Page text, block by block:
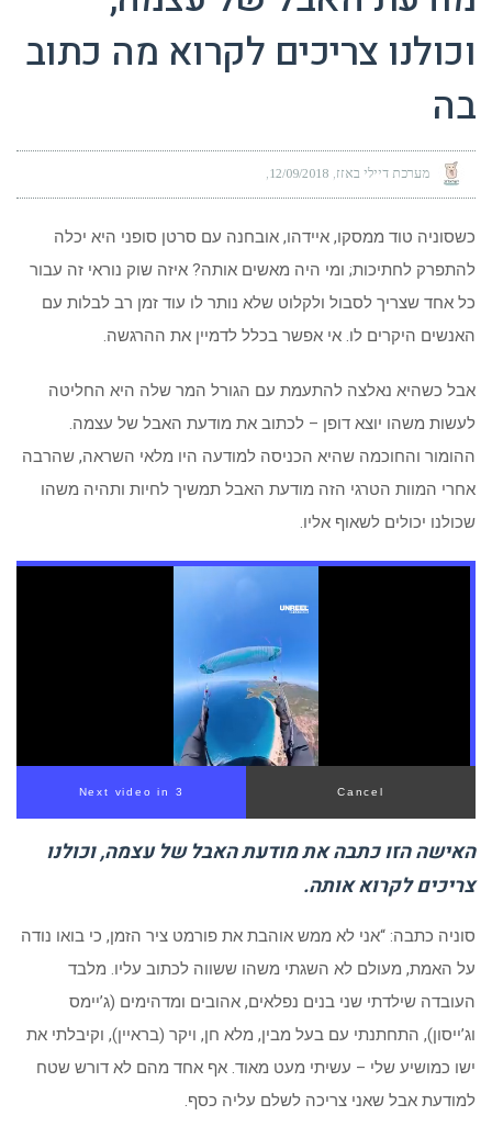
וכולנו צריכים לקרוא מה כתוב
בה
מערכת דיילי באזז 12/09/2018
כשסוניה טוד ממסקו, איידהו, אובחנה עם סרטן סופני היא יכלה
להתפרק לחתיכות; ומי היה מאשים אותה? איזה שוק נוראי זה עבור
כל אחד שצריך לסבול ולקלוט שלא נותר לו עוד זמן רב לבלות עם
האנשים היקרים לו. אי אפשר בכלל לדמיין את ההרגשה.
אבל כשהיא נאלצה להתעמת עם הגורל המר שלה היא החליטה
לעשות משהו יוצא דופן – לכתוב את מודעת האבל של עצמה.
ההומור והחוכמה שהיא הכניסה למודעה היו מלאי השראה, שהרבה
אחרי המוות הטרגי הזה מודעת האבל תמשיך לחיות ותהיה משהו
שכולנו יכולים לשאוף אליו.
האישה הזו כתבה את מודעת האבל של עצמה, וכולנו
צריכים לקרוא אותה.
סוניה כתבה: “אני לא ממש אוהבת את פורמט ציר הזמן, כי בואו נודה
על האמת, מעולם לא השגתי משהו ששווה לכתוב עליו. מלבד
העובדה שילדתי שני בנים נפלאים, אהובים ומדהימים (ג’יימס
וג’ייסון), התחתנתי עם בעל מבין, מלא חן, ויקר (בראיין), וקיבלתי את
ישו כמושיע שלי – עשיתי מעט מאוד. אף אחד מהם לא דורש שטח
למודעת אבל שאני צריכה לשלם עליה כסף.